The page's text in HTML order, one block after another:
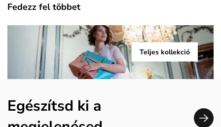
Fedezz fel többet
Teljes kollekció
Egészítsd ki a